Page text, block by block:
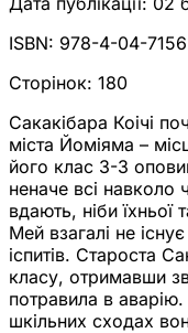
ISBN: 978-4-04-
Сторінок: 180
Сакакібара Коічі
міста Йоміяма –
його клас 3-3
неначе всі навколо
вдають, ніби їхньої
Мей взагалі не
іспитів. Староста
класу, отримавши
потравила в
шкільних сходах